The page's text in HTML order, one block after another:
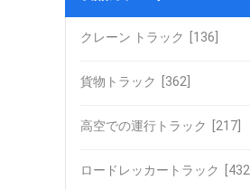
クレーン トラック [136]
貨物トラック [362]
高空での運行トラック [217]
ロードレッカートラック [432]